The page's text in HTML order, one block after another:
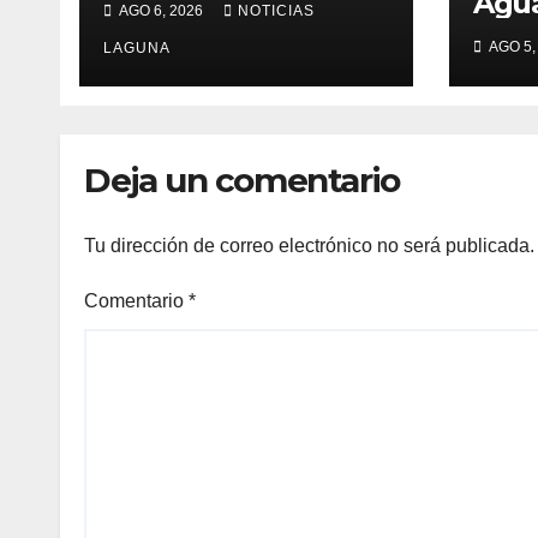
AGO 6, 2026 NOTICIAS
LAGUNA
de
AGO
Deja un comentario
Tu dirección de correo electrónico no será publicada.
Comentario *